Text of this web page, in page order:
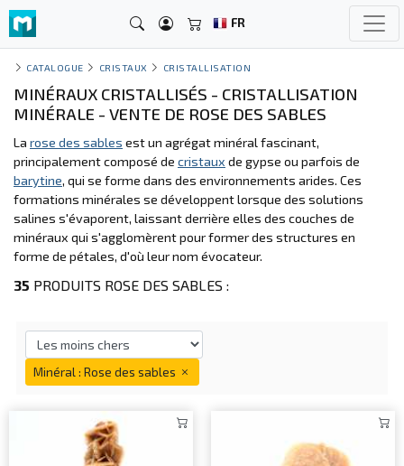
FR
CATALOGUE CRISTAUX CRISTALLISATION
MINÉRAUX CRISTALLISÉS - CRISTALLISATION
MINÉRALE - VENTE DE ROSE DES SABLES
La rose des sables est un agrégat minéral fascinant,
principalement composé de cristaux de gypse ou parfois de
barytine, qui se forme dans des environnements arides. Ces
formations minérales se développent lorsque des solutions
salines s'évaporent, laissant derrière elles des couches de
minéraux qui s'agglomèrent pour former des structures en
forme de pétales, d'où leur nom évocateur.
35 PRODUITS ROSE DES SABLES :
Minéral : Rose des sables